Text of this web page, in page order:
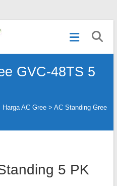
GVC-48TS 5
Harga AC Gree> AC Standing Gree
5 PK